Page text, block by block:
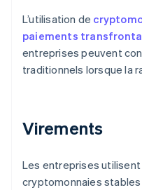
L’utilisation de
paiements
entreprises peuvent
traditionnels lorsque la
Virements
Les entreprises
cryptomonnaies